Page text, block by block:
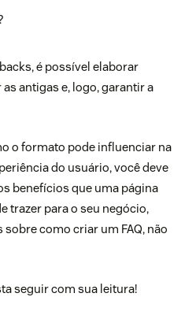
é possível elaborar
antigas e, logo, garantir a
o formato pode influenciar na
do usuário, você deve
benefícios que uma página
trazer para o seu negócio,
como criar um FAQ, não
seguir com sua leitura!